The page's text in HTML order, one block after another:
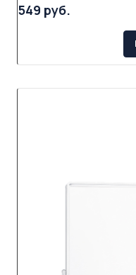
549 руб.